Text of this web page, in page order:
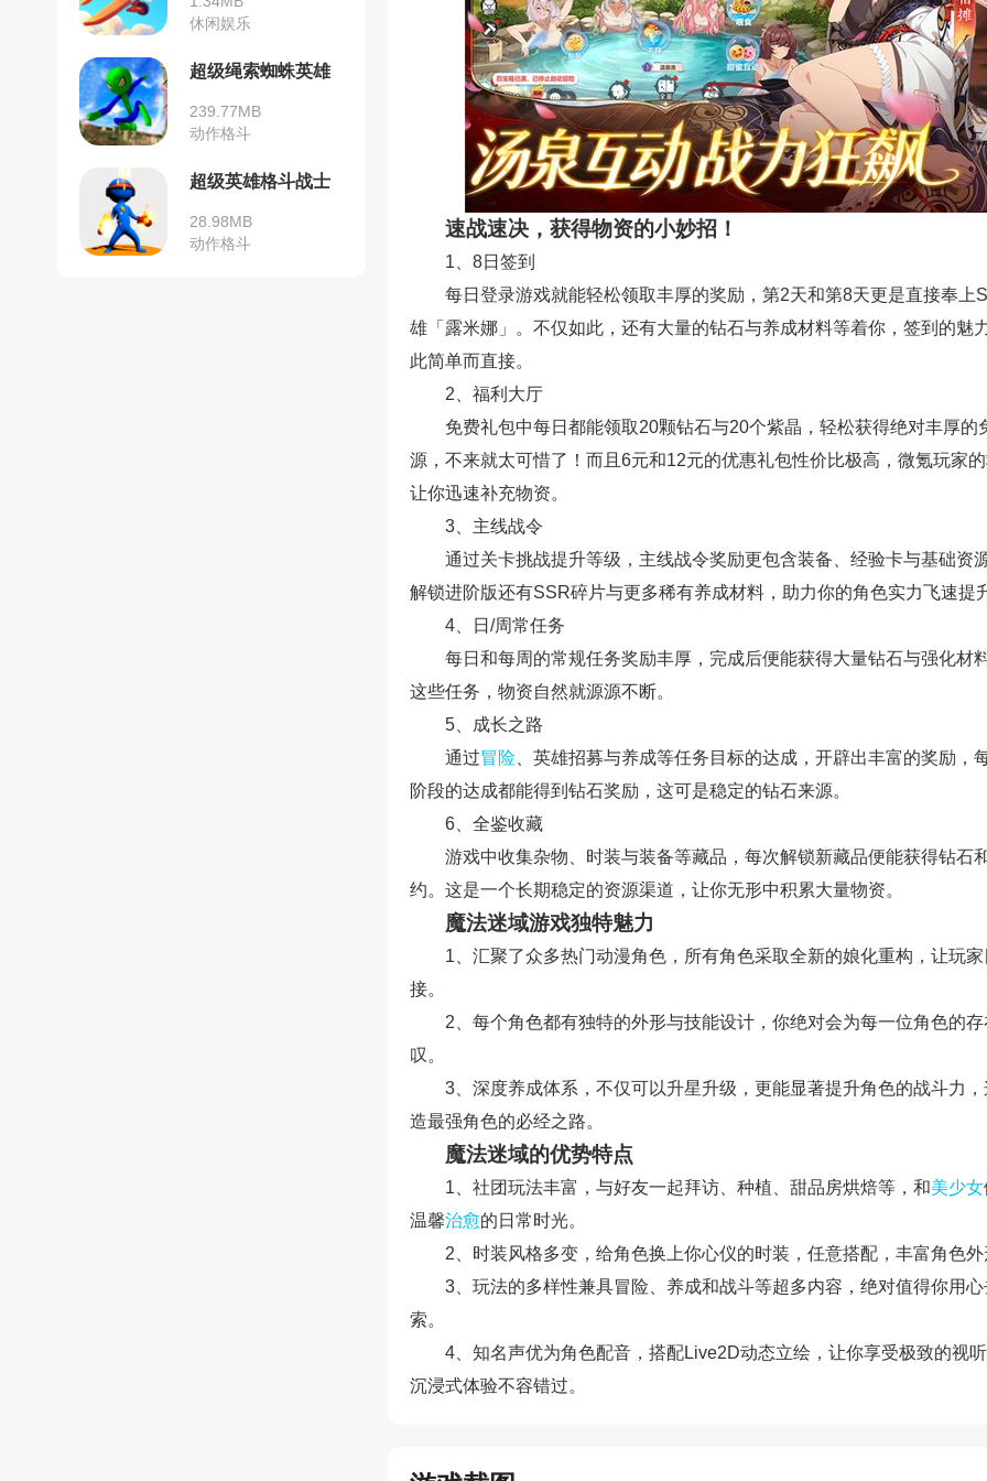
休闲娱乐
超级绳索蜘蛛英雄
239.77MB
动作格斗
超级英雄格斗战士
28.98MB
动作格斗
速战速决，获得物资的小妙招！
1、8日签到
每日登录游戏就能轻松领取丰厚的奖励，第2天和第8天更是直接奉上
雄「露米娜」。不仅如此，还有大量的钻石与养成材料等着你，签到的魅
此简单而直接。
2、福利大厅
免费礼包中每日都能领取20颗钻石与20个紫晶，轻松获得绝对丰厚的
源，不来就太可惜了！而且6元和12元的优惠礼包性价比极高，微氪玩家
让你迅速补充物资。
3、主线战令
通过关卡挑战提升等级，主线战令奖励更包含装备、经验卡与基础资
解锁进阶版还有SSR碎片与更多稀有养成材料，助力你的角色实力飞速提
4、日/周常任务
每日和每周的常规任务奖励丰厚，完成后便能获得大量钻石与强化材
这些任务，物资自然就源源不断。
5、成长之路
通过冒险 、英雄招募与养成等任务目标的达成，开辟出丰富的奖励，
阶段的达成都能得到钻石奖励，这可是稳定的钻石来源。
6、全鉴收藏
游戏中收集杂物、时装与装备等藏品，每次解锁新藏品便能获得钻石
约。这是一个长期稳定的资源渠道，让你无形中积累大量物资。
魔法迷域游戏独特魅力
1、汇聚了众多热门动漫角色，所有角色采取全新的娘化重构，让玩
接。
2、每个角色都有独特的外形与技能设计，你绝对会为每一位角色的
叹。
3、深度养成体系，不仅可以升星升级，更能显著提升角色的战斗力
造最强角色的必经之路。
魔法迷域的优势特点
1、社团玩法丰富，与好友一起拜访、种植、甜品房烘焙等，和美少女
温馨治愈的日常时光。
2、时装风格多变，给角色换上你心仪的时装，任意搭配，丰富角色
3、玩法的多样性兼具冒险、养成和战斗等超多内容，绝对值得你用
索。
4、知名声优为角色配音，搭配Live2D动态立绘，让你享受极致的视
沉浸式体验不容错过。